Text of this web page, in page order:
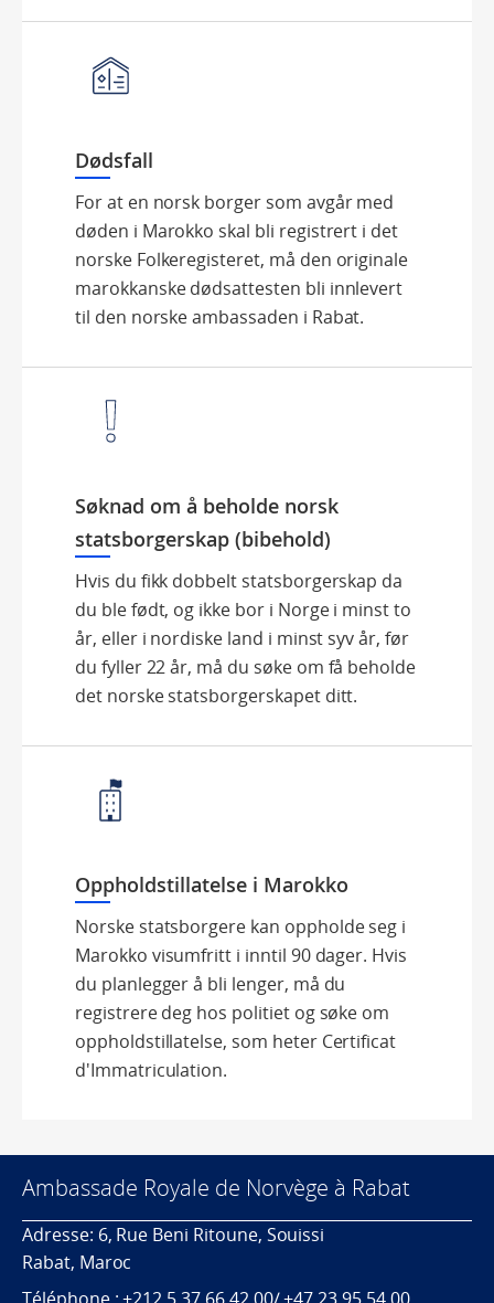
Dødsfall
For at en norsk borger som avgår med
døden i Marokko skal bli registrert i det
norske Folkeregisteret, må den originale
marokkanske dødsattesten bli innlevert
til den norske ambassaden i Rabat.
Søknad om å beholde norsk
statsborgerskap (bibehold)
Hvis du fikk dobbelt statsborgerskap da
du ble født, og ikke bor i Norge i minst to
år, eller i nordiske land i minst syv år, før
du fyller 22 år, må du søke om få beholde
det norske statsborgerskapet ditt.
Oppholdstillatelse i Marokko
Norske statsborgere kan oppholde seg i
Marokko visumfritt i inntil 90 dager. Hvis
du planlegger å bli lenger, må du
registrere deg hos politiet og søke om
oppholdstillatelse, som heter Certificat
d'Immatriculation.
Ambassade Royale de Norvège à Rabat
Adresse: 6, Rue Beni Ritoune, Souissi
Rabat, Maroc